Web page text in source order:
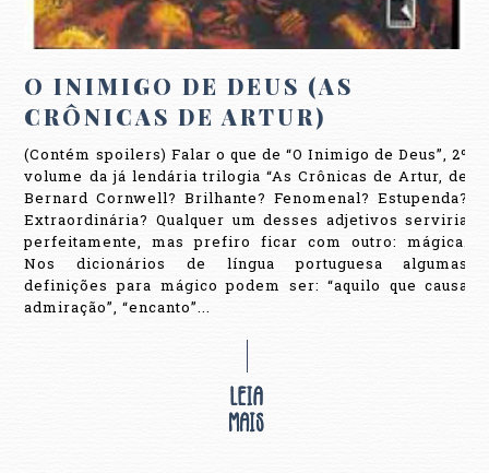
O INIMIGO DE DEUS (AS
CRÔNICAS DE ARTUR)
(Contém spoilers) Falar o que de “O Inimigo de Deus”, 2º
volume da já lendária trilogia “As Crônicas de Artur, de
Bernard Cornwell? Brilhante? Fenomenal? Estupenda?
Extraordinária? Qualquer um desses adjetivos serviria
perfeitamente, mas prefiro ficar com outro: mágica.
Nos dicionários de língua portuguesa algumas
definições para mágico podem ser: “aquilo que causa
admiração”, “encanto”...